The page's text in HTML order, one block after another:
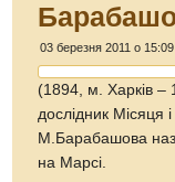
03 березня 2011 о 15:09
(1894, м. Харків –
дослідник Місяця
М.Барабашова
на Марсі.